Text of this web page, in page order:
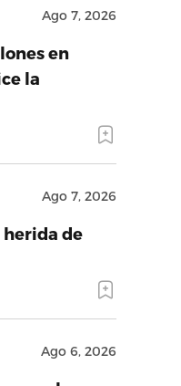
Ago 7, 2026
en
la
Ago 7, 2026
de
Ago 6, 2026